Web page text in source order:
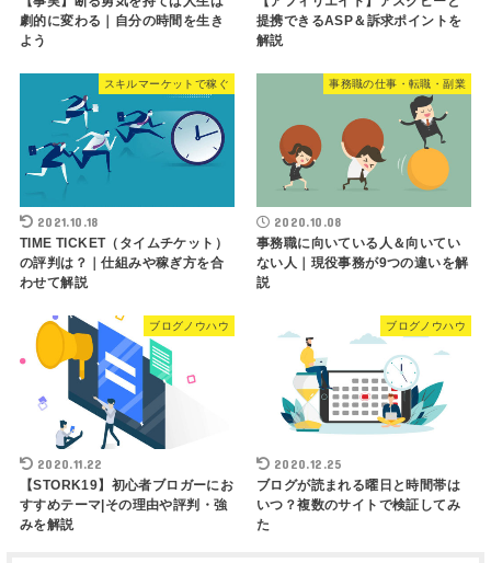
劇的に変わる｜自分の時間を生き
よう
提携できるASP＆訴求ポイントを
解説
スキルマーケットで稼ぐ
2021.10.18
TIME TICKET（タイムチケット）
の評判は？｜仕組みや稼ぎ方を合
わせて解説
事務職の仕事・転職・副業
2020.10.08
事務職に向いている人＆向いてい
ない人｜現役事務が9つの違いを解
説
ブログノウハウ
2020.11.22
【STORK19】初心者ブロガーにお
すすめテーマ|その理由や評判・強
みを解説
ブログノウハウ
2020.12.25
ブログが読まれる曜日と時間帯は
いつ？複数のサイトで検証してみ
た